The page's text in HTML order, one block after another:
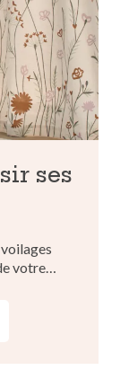
ses
votre